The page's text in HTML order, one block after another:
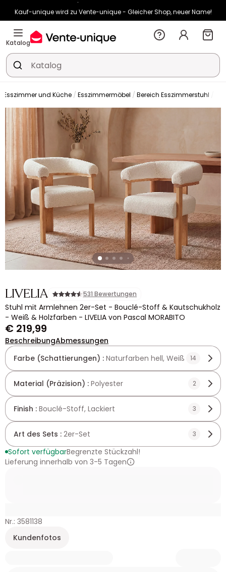
Kauf-unique wird zu Vente-unique - Gleicher Shop, neuer Name!
-10% ab €400 mitHEAT10auf Vente-unique-Produkte
Noch:
Katalog
Esszimmer und Küche Esszimmermöbel Bereich Esszimmerstuhl
LIVELIA 531 Bewertungen
Stuhl mit Armlehnen 2er-Set - Bouclé-Stoff & Kautschukholz
- Weiß & Holzfarben - LIVELIA von Pascal MORABITO
€ 219,99
BeschreibungAbmessungen
Farbe (Schattierungen) : Naturfarben hell, Weiß 14
Material (Präzision) : Polyester 2
Finish : Bouclé-Stoff, Lackiert 3
Art des Sets : 2er-Set 3
Sofort verfügbarBegrenzte Stückzahl!
Lieferung innerhalb von 3-5 Tagen
Nr.: 3581138
Kundenfotos